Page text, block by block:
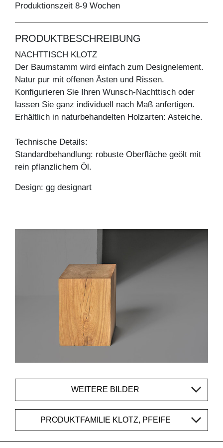
Produktionszeit 8-9 Wochen
PRODUKTBESCHREIBUNG
NACHTTISCH KLOTZ
Der Baumstamm wird einfach zum Designelement.
Natur pur mit offenen Ästen und Rissen.
Konfigurieren Sie Ihren Wunsch-Nachttisch oder
lassen Sie ganz individuell nach Maß anfertigen.
Erhältlich in naturbehandelten Holzarten: Asteiche.
Technische Details:
Standardbehandlung: robuste Oberfläche geölt mit
rein pflanzlichem Öl.
Design: gg designart
WEITERE BILDER
PRODUKTFAMILIE KLOTZ, PFEIFE